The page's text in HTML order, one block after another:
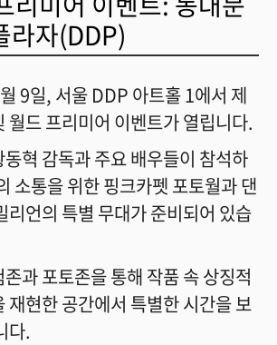
라자(DDP)
9일, 서울 DDP 아트홀 1에서 제
월드 프리미어 이벤트가 열립니다.
혁 감독과 주요 배우들이 참석하
소통을 위한 핑크카펫 포토월과 댄
리언의 특별 무대가 준비되어 있습
과 포토존을 통해 작품 속 상징적
재현한 공간에서 특별한 시간을 보
다.